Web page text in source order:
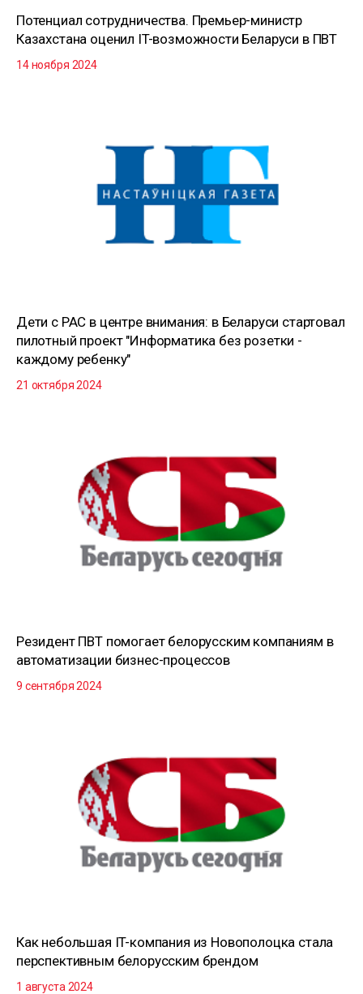
Потенциал сотрудничества. Премьер-министр
Казахстана оценил IT-возможности Беларуси в ПВТ
14 ноября 2024
Дети с РАС в центре внимания: в Беларуси стартовал
пилотный проект "Информатика без розетки -
каждому ребенку"
21 октября 2024
Резидент ПВТ помогает белорусским компаниям в
автоматизации бизнес-процессов
9 сентября 2024
Как небольшая IT-компания из Новополоцка стала
перспективным белорусским брендом
1 августа 2024